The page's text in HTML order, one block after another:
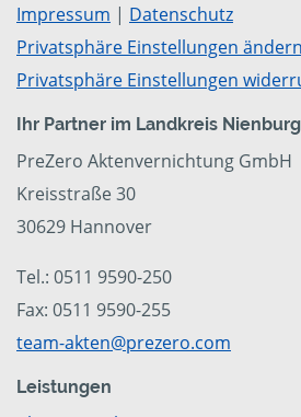
Impressum | Datenschutz
Privatsphäre Einstellungen ändern
Privatsphäre Einstellungen
Ihr Partner im Landkreis
PreZero Aktenvernichtung GmbH
Kreisstraße 30
30629 Hannover
Tel.: 0511 9590-250
Fax: 0511 9590-255
team-akten@prezero.com
Leistungen